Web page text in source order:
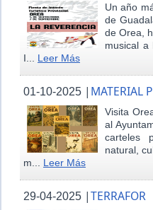
Un año
de
de Orea,
musical a
I... Leer Más
01-10-2025 | MATERIAL
Visita
al
carteles
natural,
m... Leer Más
29-04-2025 |TERRAFOR